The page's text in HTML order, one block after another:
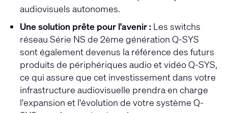
audiovisuels autonomes.
Une solution prête pour l'avenir : Les switchs
réseau Série NS de 2ème génération Q-SYS
sont également devenus la référence des futurs
produits de périphériques audio et vidéo Q-SYS,
ce qui assure que cet investissement dans votre
infrastructure audiovisuelle prendra en charge
l'expansion et l'évolution de votre système Q-